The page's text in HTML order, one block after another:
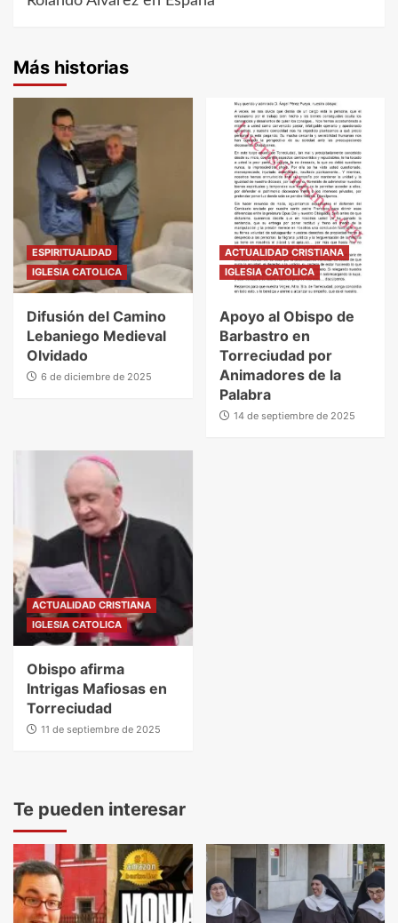
entradas
Más historias
ESPIRITUALIDAD
IGLESIA CATOLICA
Difusión del Camino
Lebaniego Medieval
Olvidado
6 de diciembre de 2025
ACTUALIDAD CRISTIANA
IGLESIA CATOLICA
Apoyo al Obispo de
Barbastro en
Torreciudad por
Animadores de la
Palabra
14 de septiembre de 2025
ACTUALIDAD CRISTIANA
IGLESIA CATOLICA
Obispo afirma
Intrigas Mafiosas en
Torreciudad
11 de septiembre de 2025
Te pueden interesar